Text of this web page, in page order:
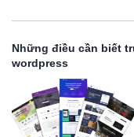
Những điều cần biết
wordpress